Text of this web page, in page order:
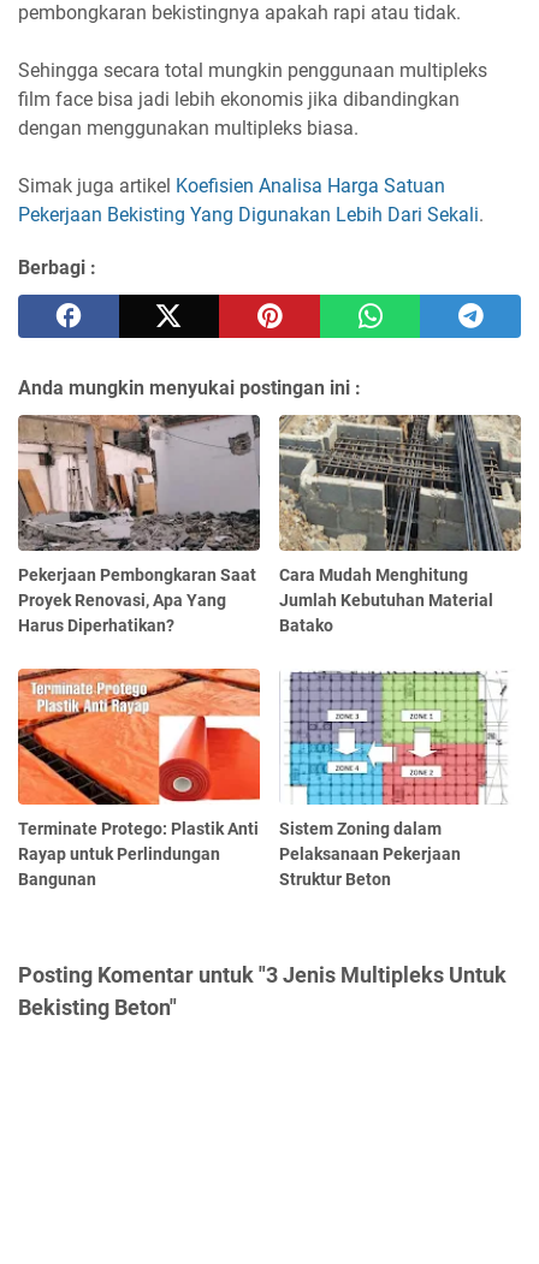
pembongkaran bekistingnya apakah rapi atau tidak.
Sehingga secara total mungkin penggunaan multipleks
film face bisa jadi lebih ekonomis jika dibandingkan
dengan menggunakan multipleks biasa.
Simak juga artikel Koefisien Analisa Harga Satuan
Pekerjaan Bekisting Yang Digunakan Lebih Dari Sekali.
Berbagi :
Anda mungkin menyukai postingan ini :
Pekerjaan Pembongkaran Saat
Proyek Renovasi, Apa Yang
Harus Diperhatikan?
Cara Mudah Menghitung
Jumlah Kebutuhan Material
Batako
Terminate Protego: Plastik Anti
Rayap untuk Perlindungan
Bangunan
Sistem Zoning dalam
Pelaksanaan Pekerjaan
Struktur Beton
Posting Komentar untuk "3 Jenis Multipleks Untuk
Bekisting Beton"